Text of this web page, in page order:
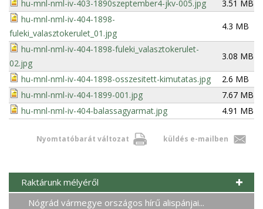
hu-mnl-nml-iv-403-1890szeptember4-jkv-005.jpg
3.51 MB
hu-mnl-nml-iv-404-1898-
fuleki_valasztokerulet_01.jpg
4.3 MB
hu-mnl-nml-iv-404-1898-fuleki_valasztokerulet-
02.jpg
3.08 MB
hu-mnl-nml-iv-404-1898-osszesitett-kimutatas.jpg
2.6 MB
hu-mnl-nml-iv-404-1899-001.jpg
7.67 MB
hu-mnl-nml-iv-404-balassagyarmat.jpg
4.91 MB
Nyomtatóbarát változat küldés e-mailben
Raktárunk mélyéről
Nógrád vármegye országos hírű alispánjai...